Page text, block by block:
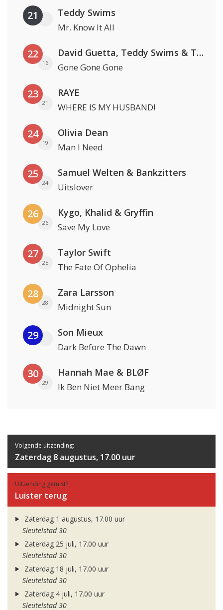
21 Teddy Swims
Mr. Know It All
22
16
David Guetta, Teddy Swims & Tones And I
Gone Gone Gone
23
21
RAYE
WHERE IS MY HUSBAND!
24
19
Olivia Dean
Man I Need
25
24
Samuel Welten & Bankzitters
Uitslover
26
26
Kygo, Khalid & Gryffin
Save My Love
27
25
Taylor Swift
The Fate Of Ophelia
28
28
Zara Larsson
Midnight Sun
29 Son Mieux
Dark Before The Dawn
30
29
Hannah Mae & BLØF
Ik Ben Niet Meer Bang
Volgende uitzending:
Zaterdag 8 augustus, 17.00 uur
Uitzending gemist?
Luister terug
Zaterdag 1 augustus, 17.00 uur
Sleutelstad 30
Zaterdag 25 juli, 17.00 uur
Sleutelstad 30
Zaterdag 18 juli, 17.00 uur
Sleutelstad 30
Zaterdag 4 juli, 17.00 uur
Sleutelstad 30